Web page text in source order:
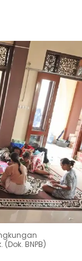
BNPB)